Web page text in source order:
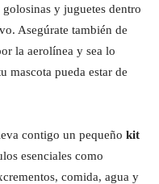
y juguetes dentro
Asegúrate también de
la aerolínea y sea lo
mascota pueda estar de
contigo un pequeño kit
esenciales como
comida, agua y